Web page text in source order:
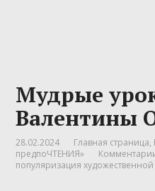
Мудрые
Валентины
28.02.2024 Главная страница,
предпоЧТЕНИЯ»
популяризация